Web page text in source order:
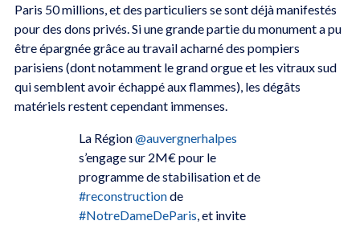
Paris 50 millions, et des particuliers se sont déjà manifestés
pour des dons privés. Si une grande partie du monument a pu
être épargnée grâce au travail acharné des pompiers
parisiens (dont notamment le grand orgue et les vitraux sud
qui semblent avoir échappé aux flammes), les dégâts
matériels restent cependant immenses.
La Région@auvergnerhalpes
s’engage sur 2M€ pour le
programme de stabilisation et de
#reconstructionde
#NotreDameDeParis , et invite